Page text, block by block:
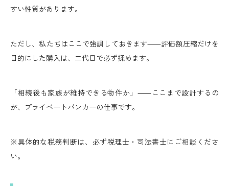
すい性質があります。
ただし、私たちはここで強調しておきます⸺評価額圧縮だけを
目的にした購入は、二代目で必ず揉めます。
「相続後も家族が維持できる物件か」⸺ここまで設計するの
が、プライベートバンカーの仕事です。
※具体的な税務判断は、必ず税理士・司法書士にご相談くださ
い。